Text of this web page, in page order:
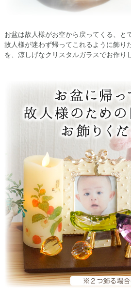
お盆は故人様がお空から戻ってくる、と
故人様が迷わず帰ってこれるように飾り
を、涼しげなクリスタルガラスでお作